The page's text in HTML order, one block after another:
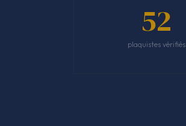
52
plaquistes vérifiés